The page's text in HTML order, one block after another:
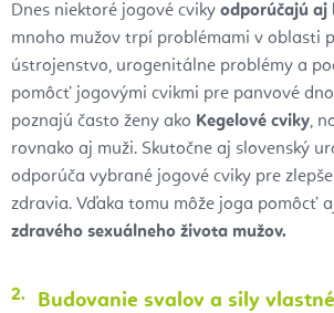
Dnes niektoré jogové cviky odporúčajú aj
mnoho mužov trpí problémami v oblasti
ústrojenstvo, urogenitálne problémy a
pomôcť jogovými cvikmi pre panvové
poznajú často ženy ako Kegelové cviky,
rovnako aj muži. Skutočne aj slovenský
odporúča vybrané jogové cviky pre
zdravia. Vďaka tomu môže joga pomôcť
zdravého sexuálneho života mužov.
Budovanie svalov a sily